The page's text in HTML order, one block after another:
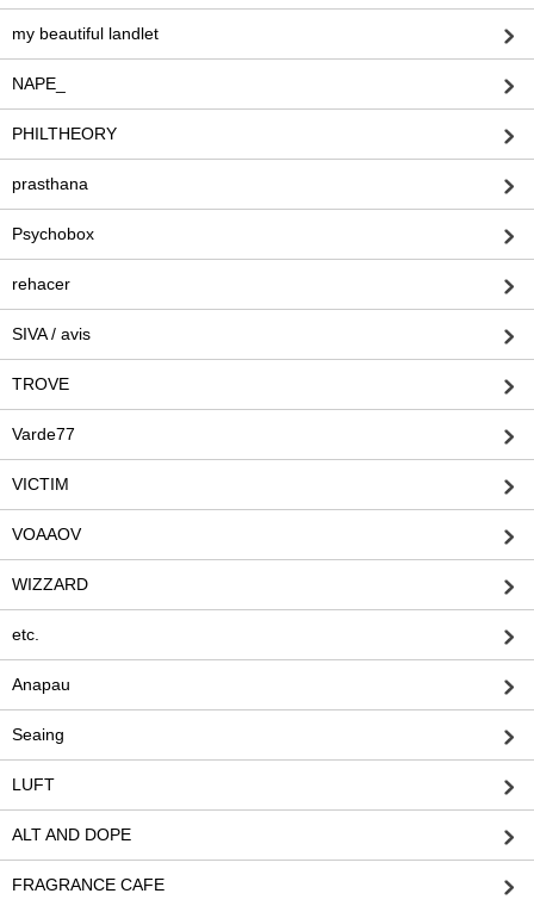
my beautiful landlet
NAPE_
PHILTHEORY
prasthana
Psychobox
rehacer
SIVA / avis
TROVE
Varde77
VICTIM
VOAAOV
WIZZARD
etc.
Anapau
Seaing
LUFT
ALT AND DOPE
FRAGRANCE CAFE